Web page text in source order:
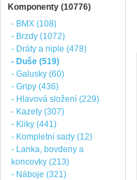
Komponenty (10776)
- BMX (108)
- Brzdy (1072)
- Dráty a niple (478)
- Duše (519)
- Galusky (60)
- Gripy (436)
- Hlavová složení (229)
- Kazety (307)
- Kliky (441)
- Kompletní sady (12)
- Lanka, bovdeny a
koncovky (213)
- Náboje (321)